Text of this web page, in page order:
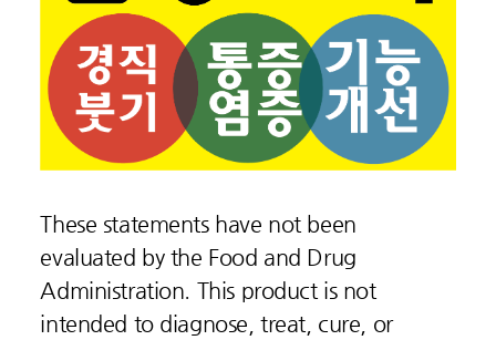
These statements have not been
evaluated by the Food and Drug
Administration. This product is not
intended to diagnose, treat, cure, or